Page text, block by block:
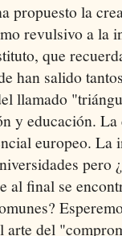
propuesto la
revulsivo a la
que
han salido
llamado
y educación. La
europeo. La
pero
al final se
arte del